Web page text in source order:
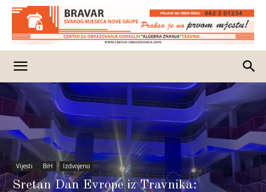
Vijesti BiH Izdvojeno
Sretan Dan Evrope iz Travnika: